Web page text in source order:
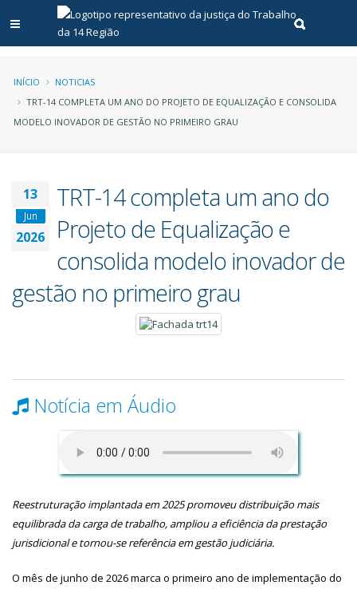
Abrir menu principal
Realizar
Trilha
de
INÍCIO
NOTICIAS
TRT-14 COMPLETA UM ANO DO PROJETO DE EQUALIZAÇÃO E CONSOLIDA
MODELO INOVADOR DE GESTÃO NO PRIMEIRO GRAU
13
Jun
2026
TRT-14 completa um ano do
Projeto de Equalização e
consolida modelo inovador de
gestão no primeiro grau
Notícia em Áudio
Reestruturação implantada em 2025 promoveu distribuição mais
equilibrada da carga de trabalho, ampliou a eficiência da prestação
jurisdicional e tornou-se referência em gestão judiciária.
O mês de junho de 2026 marca o primeiro ano de implementação do